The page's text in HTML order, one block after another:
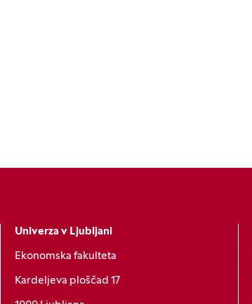
Univerza v Ljubljani
Ekonomska fakulteta
Kardeljeva ploščad 17